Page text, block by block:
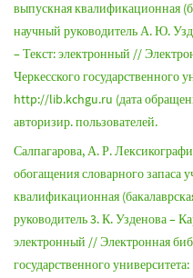
выпускная квалификационная
научный руководитель А. Ю.
– Текст: электронный //
Черкесского государственного
http://lib.kchgu.ru (дата
авторизир. пользователей.
Салпагарова, А. Р.
обогащения словарного запаса
квалификационная
руководитель 3. К. Узденова –
электронный // Электронная
государственного